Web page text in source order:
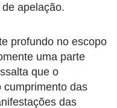
apelação.
profundo no escopo
uma parte
que o
cumprimento das
das